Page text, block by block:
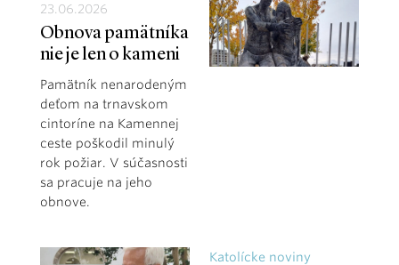
23.06.2026
Obnova pamätníka
nie je len o kameni
Pamätník nenarodeným
deťom na trnavskom
cintoríne na Kamennej
ceste poškodil minulý
rok požiar. V súčasnosti
sa pracuje na jeho
obnove.
Katolícke noviny